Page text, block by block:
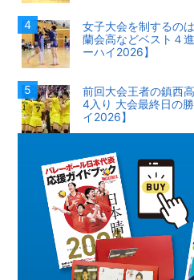
女子大会を制するの
蘭会高などベスト４
ーハイ2026】
前回大会王者の鎮西
4入り 大会最終日の
イ2026】